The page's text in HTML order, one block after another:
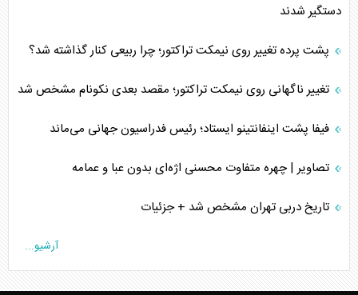
دستگیر شدند
پشت پرده تغییر روی نیمکت تراکتور؛ چرا ربیعی کنار گذاشته شد؟
تغییر ناگهانی روی نیمکت تراکتور؛ مقصد بعدی نکونام مشخص شد
فیفا پشت اینفانتینو ایستاد؛ رئیس فدراسیون جهانی می‌ماند
تصاویر | چهره متفاوت محسنی اژه‌ای بدون عبا و عمامه
تاریخ دربی تهران مشخص شد + جزئیات
آرشیو...